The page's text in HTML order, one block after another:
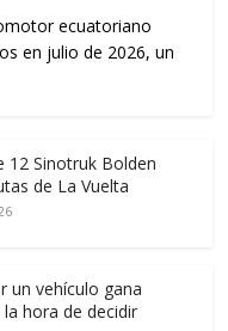
ecuatoriano
en julio de 2026, un
12 Sinotruk Bolden
de La Vuelta
un vehículo gana
hora de decidir